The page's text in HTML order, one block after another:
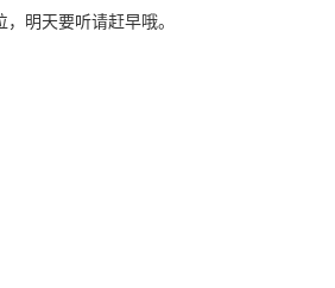
明天要听请赶早哦。